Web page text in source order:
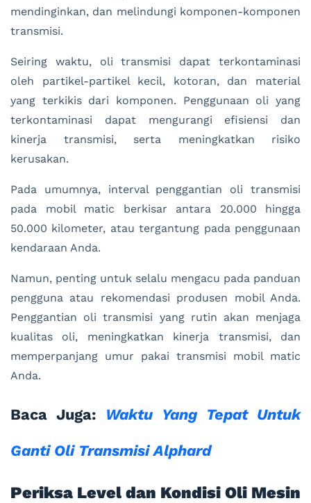
mendinginkan, dan melindungi komponen-komponen
transmisi.
Seiring waktu, oli transmisi dapat terkontaminasi
oleh partikel-partikel kecil, kotoran, dan material
yang terkikis dari komponen. Penggunaan oli yang
terkontaminasi dapat mengurangi efisiensi dan
kinerja transmisi, serta meningkatkan risiko
kerusakan.
Pada umumnya, interval penggantian oli transmisi
pada mobil matic berkisar antara 20.000 hingga
50.000 kilometer, atau tergantung pada penggunaan
kendaraan Anda.
Namun, penting untuk selalu mengacu pada panduan
pengguna atau rekomendasi produsen mobil Anda.
Penggantian oli transmisi yang rutin akan menjaga
kualitas oli, meningkatkan kinerja transmisi, dan
memperpanjang umur pakai transmisi mobil matic
Anda.
Baca Juga: Waktu Yang Tepat Untuk
Ganti Oli Transmisi Alphard
Periksa Level dan Kondisi Oli Mesin